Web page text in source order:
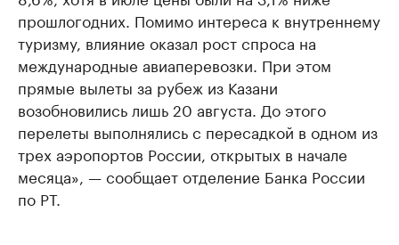
прошлогодних. Помимо интереса к внутреннему
туризму, влияние оказал рост спроса на
международные авиаперевозки. При этом
прямые вылеты за рубеж из Казани
возобновились лишь 20 августа. До этого
перелеты выполнялись с пересадкой в одном из
трех аэропортов России, открытых в начале
месяца», — сообщает отделение Банка России
по РТ.